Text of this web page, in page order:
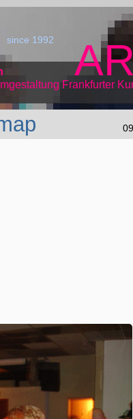
since 1992
Frankfurter